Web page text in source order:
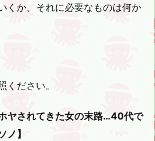
くか、それに必要なものは何か
ください。
ヤされてきた女の末路…40代で
】